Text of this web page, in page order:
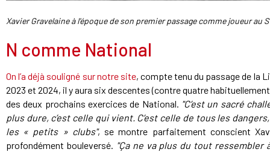
Xavier Gravelaine à l'époque de son premier passage comme joueur au
N comme National
On l’a déjà souligné sur notre site, compte tenu du passage de la
2023 et 2024, il y aura six descentes (contre quatre
des deux prochains exercices de National. "C’est un sacré
plus dure, c’est celle qui vient. C’est celle de tous les
les « petits » clubs", se montre parfaitement conscient
profondément bouleversé. "Ça ne va plus du tout ressembler